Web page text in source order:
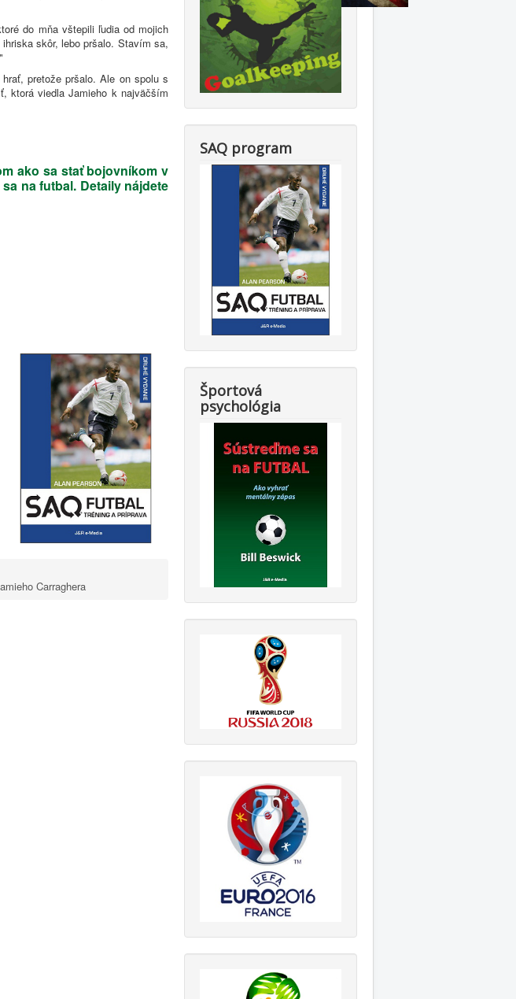
do mňa vštepili ľudia od mojich
skôr, lebo pršalo. Stavím sa,
pretože pršalo. Ale on spolu s
ktorá viedla Jamieho k najväčším
ako sa stať bojovníkom v
na futbal. Detaily nájdete
Carraghera
SAQ program
Športová
psychológia